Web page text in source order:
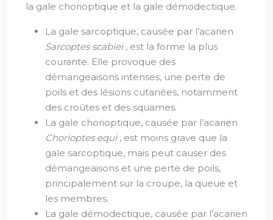
la gale chorioptique et la gale démodectique.
La gale sarcoptique, causée par l’acarien
Sarcoptes scabiei, est la forme la plus
courante. Elle provoque des
démangeaisons intenses, une perte de
poils et des lésions cutanées, notamment
des croûtes et des squames.
La gale chorioptique, causée par l’acarien
Chorioptes equi, est moins grave que la
gale sarcoptique, mais peut causer des
démangeaisons et une perte de poils,
principalement sur la croupe, la queue et
les membres.
La gale démodectique, causée par l’acarien